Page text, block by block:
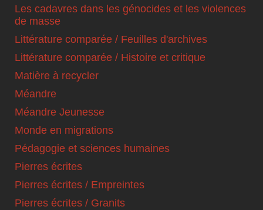
Les cadavres dans les génocides et les violences
de masse
Littérature comparée / Feuilles d'archives
Littérature comparée / Histoire et critique
Matière à recycler
Méandre
Méandre Jeunesse
Monde en migrations
Pédagogie et sciences humaines
Pierres écrites
Pierres écrites / Empreintes
Pierres écrites / Granits